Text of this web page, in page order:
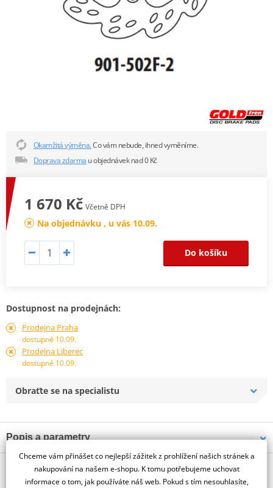
Okamžitá výměna.Co vám nebude, ihned vyměníme.
Doprava zdarma u objednávek nad 0 Kč
1 670 Kč Včetně DPH
Na objednávku , u vás 10.09.
Do košíku
Dostupnost na prodejnách:
Prodejna Praha
dostupné 10.09.
Prodejna Liberec
dostupné 10.09.
Obraťte se na specialistu
Popis a parametry
Jsme autorizovaný
dealer značky GOLDfren
O výrobci
Chceme vám přinášet co nejlepší zážitek z prohlížení našich stránek a
nakupování na našem e-shopu. K tomu potřebujeme uchovat
informace o tom, jak používáte náš web. Pokud s tím nesouhlasíte,